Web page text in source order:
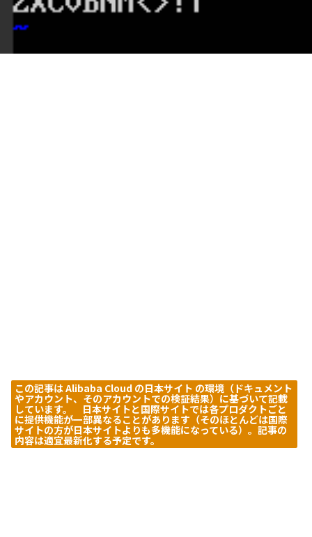
この記事は Alibaba Cloud の日本サイト の環境（ドキュメント
やアカウント、そのアカウントでの検証結果）に基づいて記載
しています。 日本サイトと国際サイトでは各プロダクトごと
に提供機能が一部異なることがあります（そのほとんどは国際
サイトの方が日本サイトよりも多機能になっている）。記事の
内容は適宜最新化する予定です。